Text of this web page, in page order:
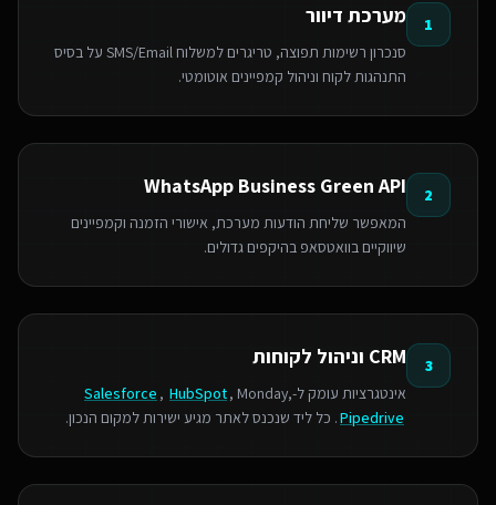
1 מערכת דיוור
סנכרון רשימות תפוצה, טריגרים למשלוח SMS/Email על בסיס
התנהגות לקוח וניהול קמפיינים אוטומטי.
2
WhatsApp Business Green API
המאפשר שליחת הודעות מערכת, אישורי הזמנה וקמפיינים
שיווקיים בוואטסאפ בהיקפים גדולים.
3 CRM וניהול לקוחות
אינטגרציות עומק ל- Salesforce , HubSpot, Monday,
Pipedrive. כל ליד שנכנס לאתר מגיע ישירות למקום הנכון.